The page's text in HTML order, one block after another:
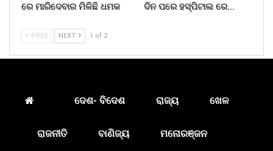
ରେ ମାରିଦେବାର ମିଳିଛି ଧମକ
ଦିନ ପରେ ହସ୍ପିଟାଲ ରେ…
PREV NEXT 1 of 2
ଦେଶ- ବିଦେଶ ରାଜ୍ୟ ଖେଳ
ରାଜନୀତି ବାଣିଜ୍ୟ ମନୋରଞ୍ଜନ